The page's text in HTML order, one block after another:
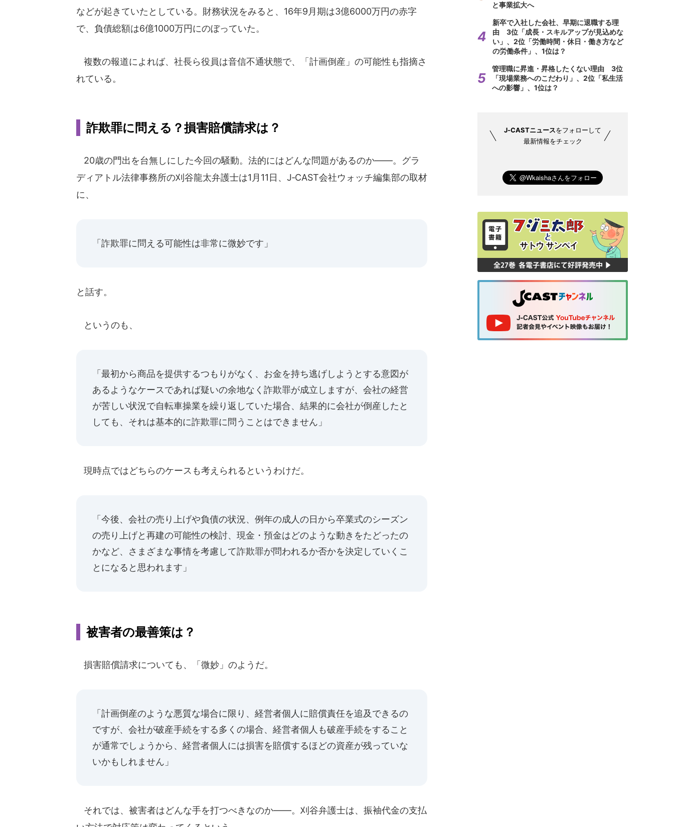
などが起きていたとしている。財務状況をみると、16年9月期は3億6000万円の赤字
で、負債総額は6億1000万円にのぼっていた。
複数の報道によれば、社長ら役員は音信不通状態で、「計画倒産」の可能性も指摘さ
れている。
詐欺罪に問える？損害賠償請求は？
20歳の門出を台無しにした今回の騒動。法的にはどんな問題があるのか――。グラ
ディアトル法律事務所の刈谷龍太弁護士は1月11日、J‐CAST会社ウォッチ編集部の取材
に、
「詐欺罪に問える可能性は非常に微妙です」
と話す。
というのも、
「最初から商品を提供するつもりがなく、お金を持ち逃げしようとする意図が
あるようなケースであれば疑いの余地なく詐欺罪が成立しますが、会社の経営
が苦しい状況で自転車操業を繰り返していた場合、結果的に会社が倒産したと
しても、それは基本的に詐欺罪に問うことはできません」
現時点ではどちらのケースも考えられるというわけだ。
「今後、会社の売り上げや負債の状況、例年の成人の日から卒業式のシーズン
の売り上げと再建の可能性の検討、現金・預金はどのような動きをたどったの
かなど、さまざまな事情を考慮して詐欺罪が問われるか否かを決定していくこ
とになると思われます」
被害者の最善策は？
損害賠償請求についても、「微妙」のようだ。
「計画倒産のような悪質な場合に限り、経営者個人に賠償責任を追及できるの
ですが、会社が破産手続をする多くの場合、経営者個人も破産手続をすること
が通常でしょうから、経営者個人には損害を賠償するほどの資産が残っていな
いかもしれません」
それでは、被害者はどんな手を打つべきなのか――。刈谷弁護士は、振袖代金の支払
と事業拡大へ
新卒で入社した会社、早期に退職する理
由 3位「成長・スキルアップが見込めな
い」、2位「労働時間・休日・働き方など
の労働条件」、1位は？
管理職に昇進・昇格したくない理由 3位
「現場業務へのこだわり」、2位「私生活
への影響」、1位は？
J-CASTニュースをフォローして
最新情報をチェック